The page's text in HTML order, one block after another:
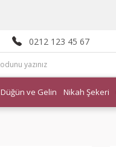
0212 123 45 67
Düğün ve Gelin Nikah Şekeri